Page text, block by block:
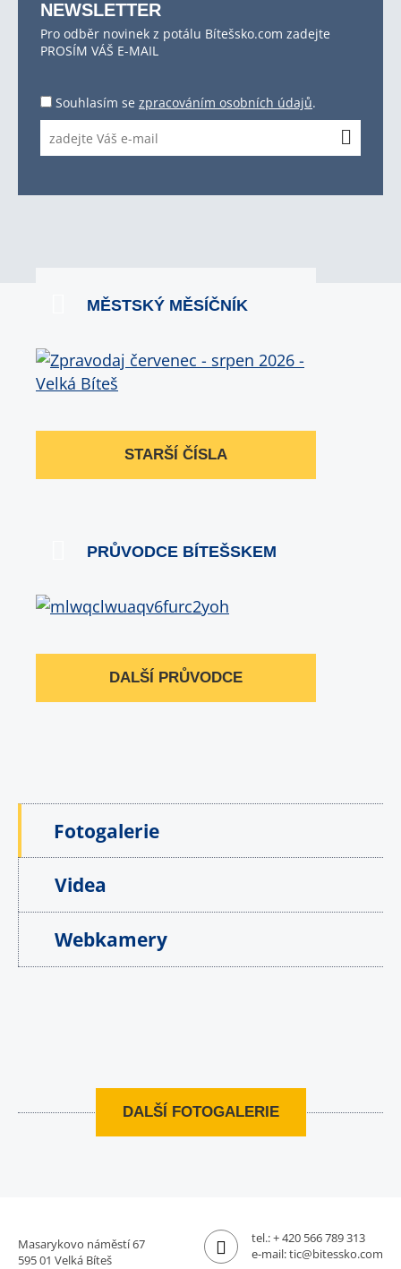
NEWSLETTER
Pro odběr novinek z potálu Bítešsko.com zadejte
PROSÍM VÁŠ E-MAIL
Souhlasím se zpracováním osobních údajů.
MĚSTSKÝ MĚSÍČNÍK
STARŠÍ ČÍSLA
PRŮVODCE BÍTEŠSKEM
DALŠÍ PRŮVODCE
Fotogalerie
Videa
Webkamery
DALŠÍ FOTOGALERIE
Masarykovo náměstí 67
595 01 Velká Bíteš
tel.:+ 420 566 789 313
e-mail:tic@bitessko.com